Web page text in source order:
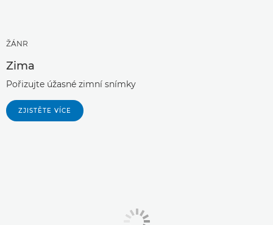
ŽÁNR
Zima
Pořizujte úžasné zimní snímky
ZJISTĚTE VÍCE